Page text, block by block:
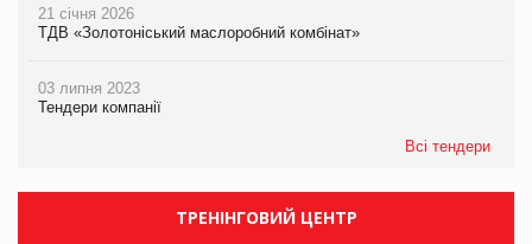
21 січня 2026
ТДВ «Золотоніський маслоробний комбінат»
03 липня 2023
Тендери компанії
Всі тендери
ТРЕНІНГОВИЙ ЦЕНТР